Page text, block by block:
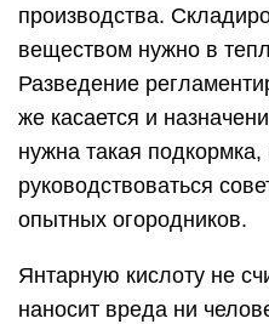
производства.
веществом нужно в
Разведение
же касается и
нужна такая
руководствоваться
опытных огородников.
Янтарную кислоту не
наносит вреда ни